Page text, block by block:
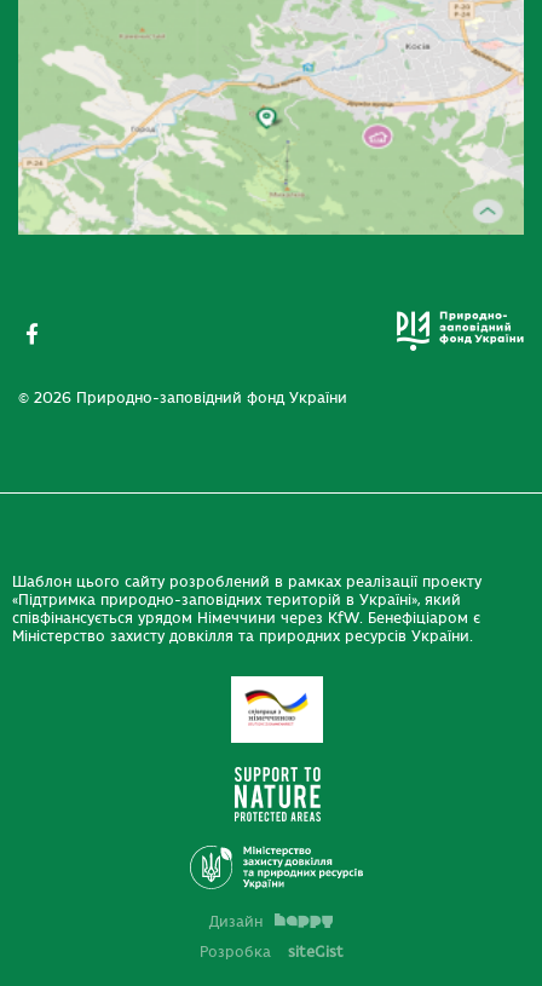
© 2026 Природно-заповідний фонд України
Шаблон цього сайту розроблений в рамках реалізації проекту
«Підтримка природно-заповідних територій в Україні», який
співфінансується урядом Німеччини через KfW. Бенефіціаром є
Міністерство захисту довкілля та природних ресурсів України.
Дизайн
Розробка
siteGist